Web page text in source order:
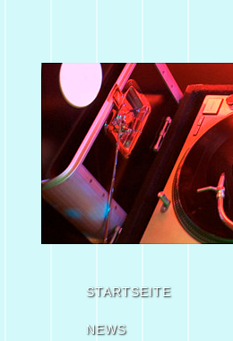
STARTSEITE
NEWS